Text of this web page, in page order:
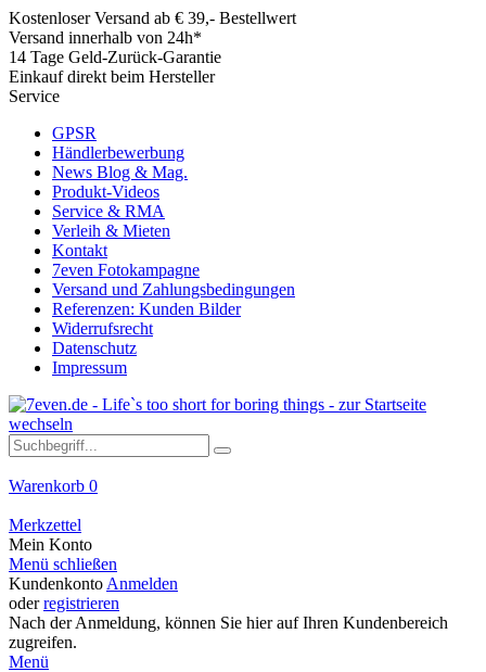
Kostenloser Versand ab € 39,- Bestellwert
Versand innerhalb von 24h*
14 Tage Geld-Zurück-Garantie
Einkauf direkt beim Hersteller
Service
GPSR
Händlerbewerbung
News Blog & Mag.
Produkt-Videos
Service & RMA
Verleih & Mieten
Kontakt
7even Fotokampagne
Versand und Zahlungsbedingungen
Referenzen: Kunden Bilder
Widerrufsrecht
Datenschutz
Impressum
Warenkorb 0
Merkzettel
Mein Konto
Menü schließen
Kundenkonto Anmelden
oderregistrieren
Nach der Anmeldung, können Sie hier auf Ihren Kundenbereich
zugreifen.
Menü